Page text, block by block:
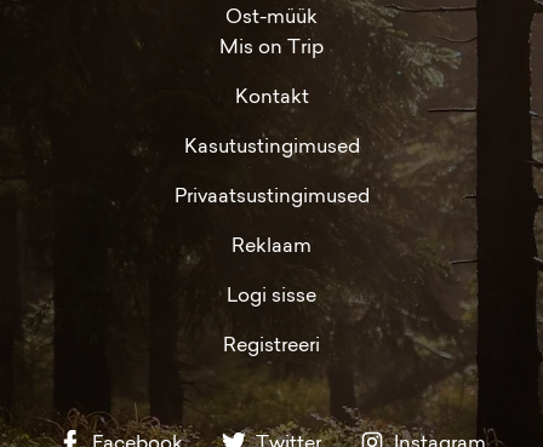
Ost-müük
Mis on Trip
Kontakt
Kasutustingimused
Privaatsustingimused
Reklaam
Logi sisse
Registreeri
Facebook Twitter Instagram